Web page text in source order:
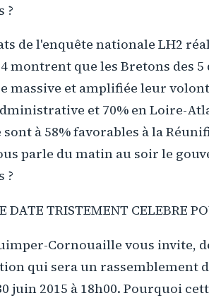
?
de l'enquête nationale LH2
montrent que les Bretons des
massive et amplifiée leur
et 70% en Loire-
sont à 58% favorables à la
parle du matin au soir le
?
DATE TRISTEMENT CELEBRE
Cornouaille vous invite,
qui sera un rassemblement
juin 2015 à 18h00. Pourquoi